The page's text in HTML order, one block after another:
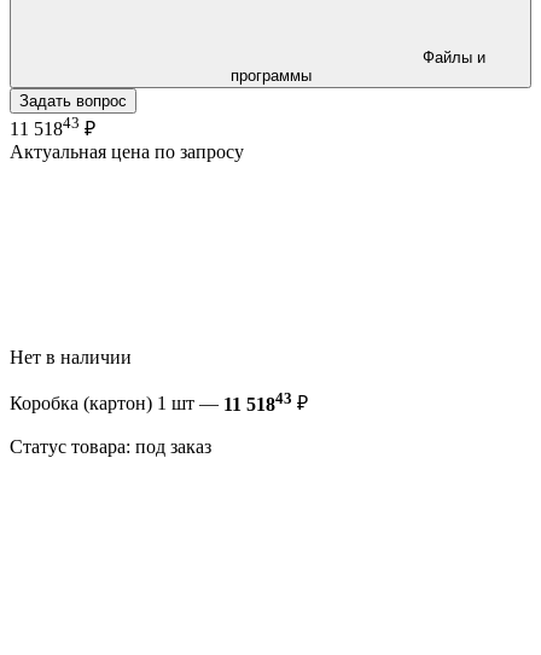
программы
Задать вопрос
11 51843 ₽
Актуальная цена по запросу
Нет в наличии
Коробка (картон) 1 шт — 11 51843 ₽
Статус товара: под заказ